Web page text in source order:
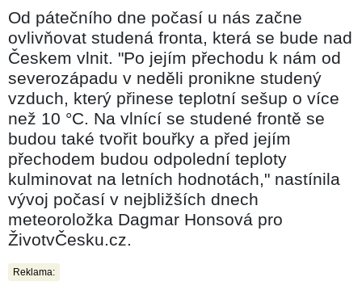
Od pátečního dne počasí u nás začne
ovlivňovat studená fronta, která se bude nad
Českem vlnit. "Po jejím přechodu k nám od
severozápadu v neděli pronikne studený
vzduch, který přinese teplotní sešup o více
než 10 °C. Na vlnící se studené frontě se
budou také tvořit bouřky a před jejím
přechodem budou odpolední teploty
kulminovat na letních hodnotách," nastínila
vývoj počasí v nejbližších dnech
meteoroložka Dagmar Honsová pro
ŽivotvČesku.cz.
Reklama: